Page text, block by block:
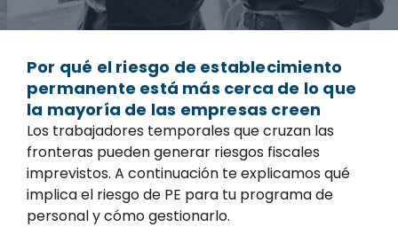
Por qué el riesgo de establecimiento
permanente está más cerca de lo que
la mayoría de las empresas creen
Los trabajadores temporales que cruzan las
fronteras pueden generar riesgos fiscales
imprevistos. A continuación te explicamos qué
implica el riesgo de PE para tu programa de
personal y cómo gestionarlo.